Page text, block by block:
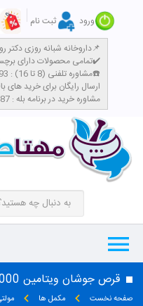
ورود ثبت نام
داروخانه شبانه روزی دکتر رویا میرنظامی📌
تمامی محصولات دارای برچسب اصالت کالا و سیب سلامت میباشند✔️
مشاوره تلفنی (8 تا 16) : 02165389693☎️
​ارسال رایگان برای خرید های بالای 4 میلیون تومان با
مشاوره خرید در برنامه بله : 09302007587
قرص جوشان ویتامین C 1000 های هلث
صفحه نخست مکمل ها